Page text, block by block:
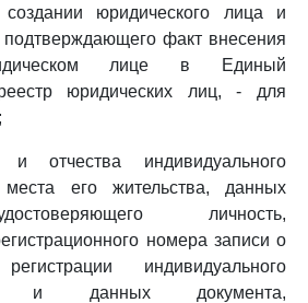
юридического лица и
факт внесения
лице в Единый
реестр юридических лиц, - для
отчества индивидуального
места его жительства, данных
личность,
номера записи о
индивидуального
и данных документа,